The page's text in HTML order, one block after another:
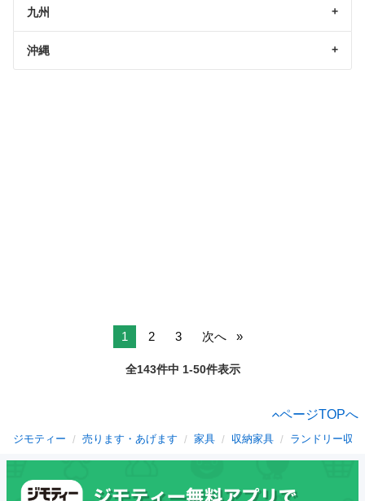
九州
沖縄
1 2 3 次へ
全143件中 1-50件表示
ページTOPへ
ジモティー 売ります・あげます 家具 収納家具 ランドリー収納